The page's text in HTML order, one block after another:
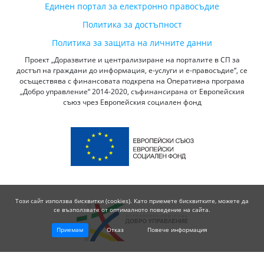
Единен портал за електронно правосъдие
Политика за достъпност
Политика за защита на личните данни
Проект „Доразвитие и централизиране на порталите в СП за
достъп на граждани до информация, е-услуги и е-правосъдие“, се
осъществява с финансовата подкрепа на Оперативна програма
„Добро управление“ 2014-2020, съфинансирана от Европейския
съюз чрез Европейския социален фонд
Този сайт използва бисквитки (cookies). Като приемете бисквитките, можете да
се възползвате от оптималното поведение на сайта.
Приемам Отказ Повече информация